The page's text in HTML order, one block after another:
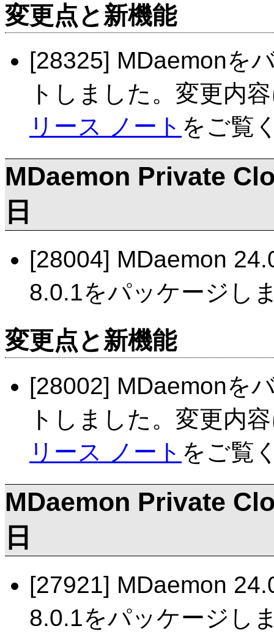
変更点と新機能
[28325] MDaemonを
トしました。変更内
リース ノート をご覧
MDaemon Private
日
[28004] MDaemon
8.0.1をパッケージし
変更点と新機能
[28002] MDaemonを
トしました。変更内
リース ノート をご覧
MDaemon Private
日
[27921] MDaemon
8.0.1をパッケージし